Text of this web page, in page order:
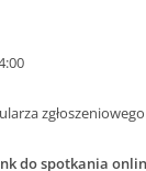
do spotkania